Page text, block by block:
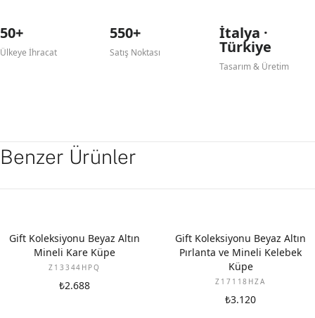
50+
Ülkeye İhracat
550+
Satış Noktası
İtalya ·
Türkiye
Tasarım & Üretim
Benzer Ürünler
YENI
Gift Koleksiyonu Beyaz Altın
Mineli Kare Küpe
Z13344HPQ
₺2.688
YENI
Gift Koleksiyonu Beyaz Altın
Pırlanta ve Mineli Kelebek
Küpe
Z17118HZA
₺3.120